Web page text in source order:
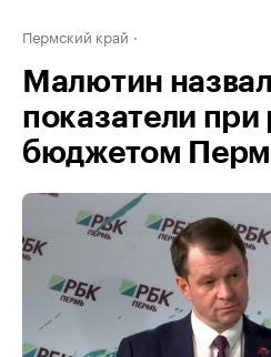
Пермский край
Малютин
показатели при
бюджетом